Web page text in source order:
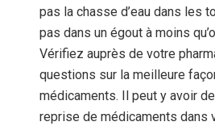
pas la chasse d’eau dans les
pas dans un égout à moins
Vérifiez auprès de votre
questions sur la meilleure
médicaments. Il peut y avoir
reprise de médicaments dans